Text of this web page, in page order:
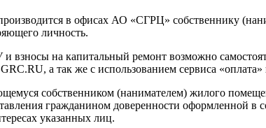
в офисах АО «СГРЦ» собственнику
личность.
взносы на капитальный ремонт возможно
а так же с использованием сервиса
собственником (нанимателем) жилого
гражданином доверенности оформленной в
указанных лиц.